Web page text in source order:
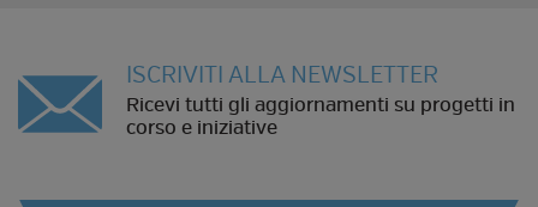
ISCRIVITI ALLA NEWSLETTER
Ricevi tutti gli aggiornamenti su progetti in
corso e iniziative